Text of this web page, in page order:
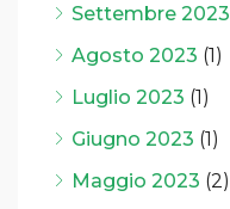
Settembre 2023
Agosto 2023 (1)
Luglio 2023 (1)
Giugno 2023 (1)
Maggio 2023 (2)